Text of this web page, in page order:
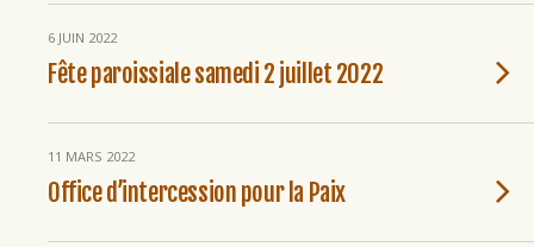
6 JUIN 2022
Fête paroissiale samedi 2 juillet 2022
11 MARS 2022
Office d’intercession pour la Paix